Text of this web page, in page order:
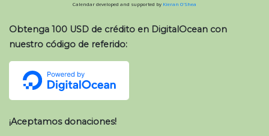
Calendar developed and supported by Kieran O'Shea
Obtenga 100 USD de crédito en DigitalOcean con
nuestro código de referido:
¡Aceptamos donaciones!